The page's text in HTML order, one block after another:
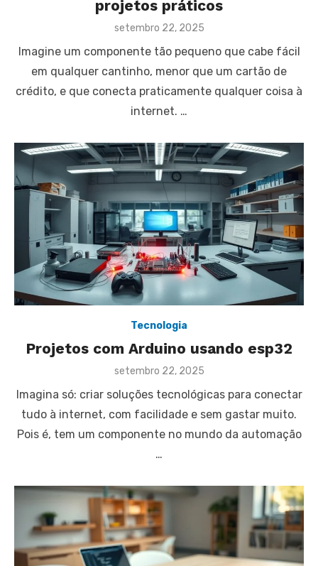
projetos práticos
Posted
setembro 22, 2025
Imagine um componente tão pequeno que cabe fácil
em qualquer cantinho, menor que um cartão de
crédito, e que conecta praticamente qualquer coisa à
internet. …
Tecnologia
Projetos com Arduino usando esp32
Posted
setembro 22, 2025
Imagina só: criar soluções tecnológicas para conectar
tudo à internet, com facilidade e sem gastar muito.
Pois é, tem um componente no mundo da automação
…